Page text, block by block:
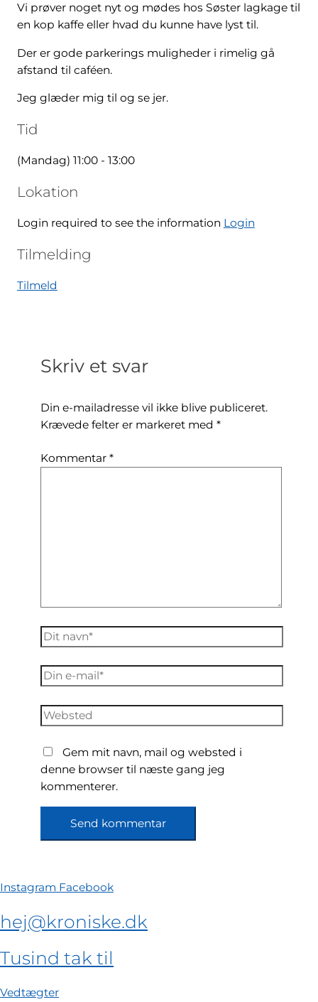
Vi prøver noget nyt og mødes hos Søster lagkage til
en kop kaffe eller hvad du kunne have lyst til.
Der er gode parkerings muligheder i rimelig gå
afstand til caféen.
Jeg glæder mig til og se jer.
Tid
(Mandag) 11:00 - 13:00
Lokation
Login required to see the information Login
Tilmelding
Tilmeld
Skriv et svar
Din e-mailadresse vil ikke blive publiceret.
Krævede felter er markeret med*
Kommentar*
Dit
navn*
Din
e-
mail*
Websted
Gem mit navn, mail og websted i
denne browser til næste gang jeg
kommenterer.
Instagram Facebook
hej@kroniske.dk
Tusind tak til
Vedtægter